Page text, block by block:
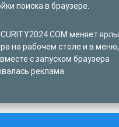
поиска в браузере.
меняет
на рабочем столе и в меню,
с запуском браузера
реклама.